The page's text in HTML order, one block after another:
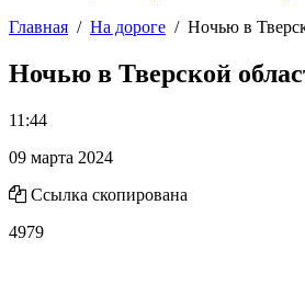
Главная
На дороге Ночью в
Ночью в Тверской
11:44
09 марта 2024
Ссылка скопирована
4979